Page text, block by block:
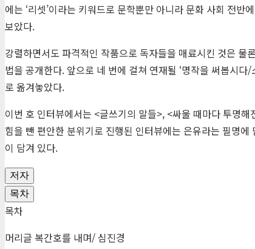
에는 ‘리셋’이라는 키워드로 문학뿐만 아니라 문화 사회 전
보았다.
강렬하면서도 파격적인 작품으로 독자들을 매료시킨 것은 물
법을 공개한다. 앞으로 네 번에 걸쳐 연재될 ‘명작을 써봅시
로 옮겨놓았다.
이번 호 인터뷰에서는 <글쓰기의 말들>, <싸울 때마다 투명
힘을 뺀 편안한 분위기로 진행된 인터뷰에는 은유라는 필명
이 담겨 있다.
저자
목차
목차
머리글 복간호를 내며/ 심진경